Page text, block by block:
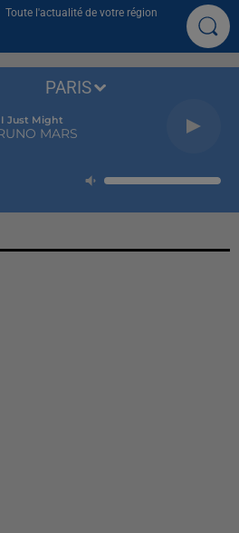
Toute l'actualité de votre région
I Just Might
MARS
PARIS